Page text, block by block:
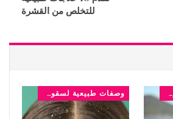
للتخلص من القشرة
وصفات طبيعية لسقوط الشعر وصفات طبيعية لسقوط الشعر